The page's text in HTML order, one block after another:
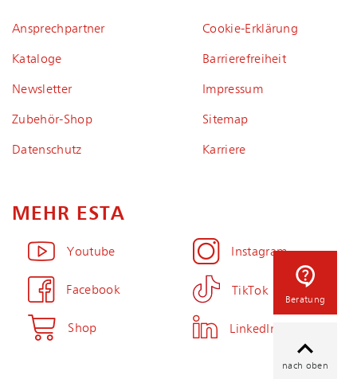
Ansprechpartner
Kataloge
Newsletter
Zubehör-Shop
Datenschutz
Coo­kie-Er­klä­rung
Bar­rie­re­frei­heit
Impressum
Sitemap
Karriere
MEHR ESTA
Youtube
Facebook
Shop
Instagram
TikTok
LinkedIn
Beratung
nach oben